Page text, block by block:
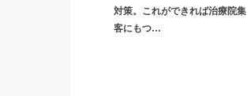
対策。これができれば治療院集
客にもつ…